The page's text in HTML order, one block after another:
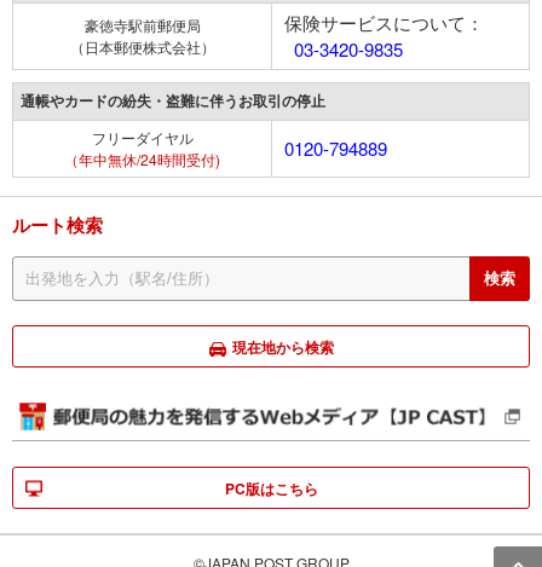
豪徳寺駅前郵便局
（日本郵便株式会社）
保険サービスについて：
03-3420-9835
通帳やカードの紛失・盗難に伴うお取引の停止
フリーダイヤル
（年中無休/24時間受付)
0120-794889
ルート検索
現在地から検索
PC版はこちら